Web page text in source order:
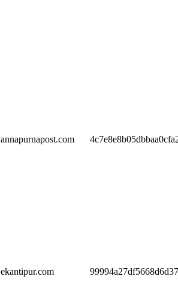
annapurnapost.com
ekantipur.com